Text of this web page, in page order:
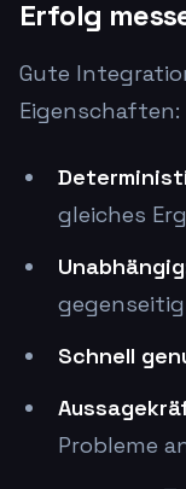
Erfolg
Gute
Eigenschaften:
gleiches
gegenseitig
Schnell
Probleme